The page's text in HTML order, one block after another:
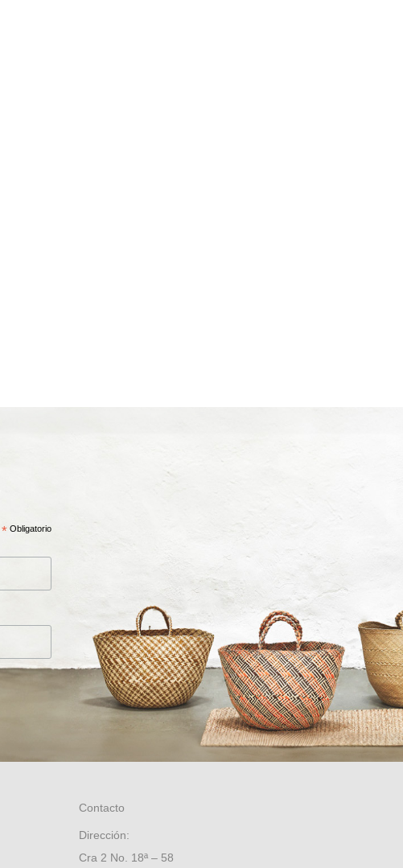
*Obligatorio
Contacto
Dirección:
Cra 2 No. 18ª – 58